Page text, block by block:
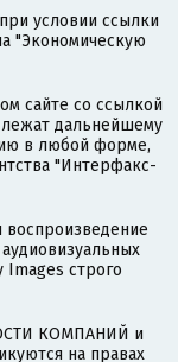
условии ссылки
"Экономическую
сайте со ссылкой
дальнейшему
в любой форме,
"Интерфакс-
воспроизведение
Images строго
КОМПАНИЙ и
на правах